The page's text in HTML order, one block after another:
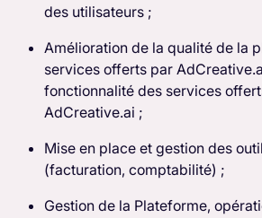
des utilisateurs ;
Amélioration de la qualité de la
services offerts par
fonctionnalité des services
AdCreative.ai ;
Mise en place et gestion des
(facturation, comptabilité) ;
Gestion de la Plateforme,